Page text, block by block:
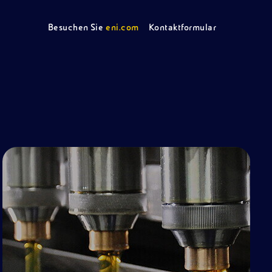
Besuchen Sie eni.com Kontaktformular